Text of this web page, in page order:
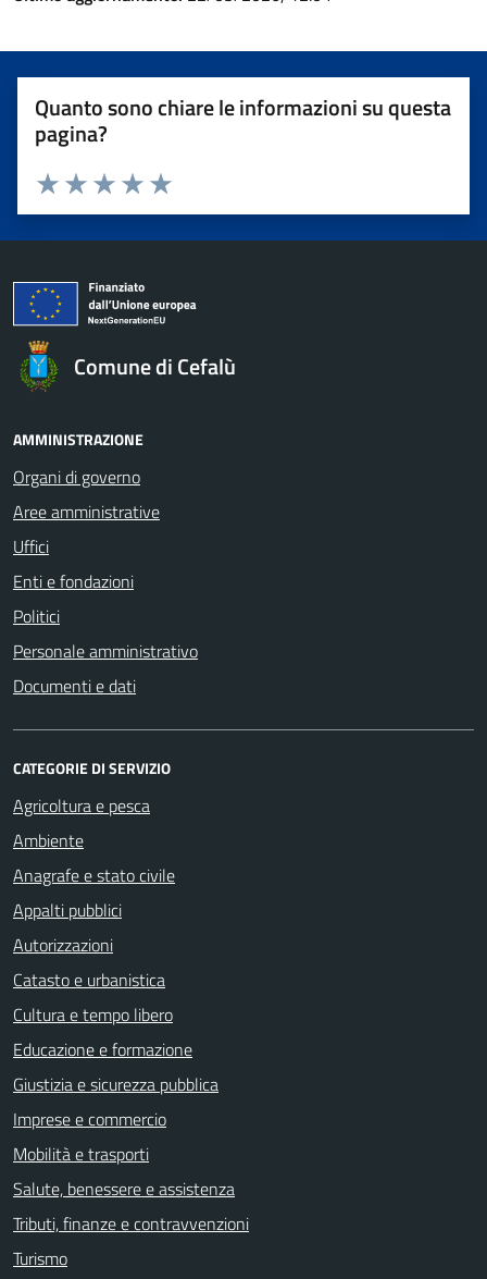
Quanto sono chiare le informazioni su questa
pagina?
Valuta 5 stelle su 5
Valuta 4 stelle su 5
Valuta 3 stelle su 5
Valuta 2 stelle su 5
Valuta 1 stelle su 5
Comune di Cefalù
AMMINISTRAZIONE
Organi di governo
Aree amministrative
Uffici
Enti e fondazioni
Politici
Personale amministrativo
Documenti e dati
CATEGORIE DI SERVIZIO
Agricoltura e pesca
Ambiente
Anagrafe e stato civile
Appalti pubblici
Autorizzazioni
Catasto e urbanistica
Cultura e tempo libero
Educazione e formazione
Giustizia e sicurezza pubblica
Imprese e commercio
Mobilità e trasporti
Salute, benessere e assistenza
Tributi, finanze e contravvenzioni
Turismo